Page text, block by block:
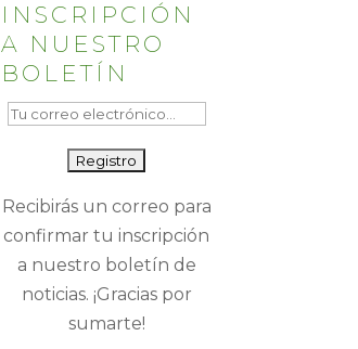
INSCRIPCIÓN
A NUESTRO
BOLETÍN
Recibirás un correo para
confirmar tu inscripción
a nuestro boletín de
noticias. ¡Gracias por
sumarte!